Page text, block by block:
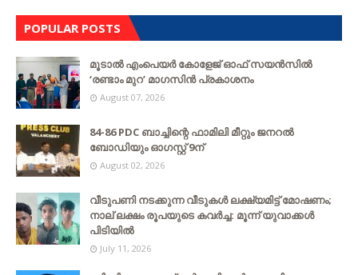
POPULAR POSTS
മൂടാൽ എംപെയർ കോളേജ് ഓഫ് സയൻസിൽ
‘രണ്ടാം മുറ’ മാഗസിൻ പ്രകാശനം
August 07, 2026
84-86 PDC ബാച്ചിന്റെ ഫാമിലി മീറ്റും ജനറൽ
ബോഡിയും ഓഗസ്റ്റ് 9ന്
August 02, 2026
വീടുപണി നടക്കുന്ന വീടുകൾ ലക്ഷ്യമിട്ട് മോഷണം;
നാല് ലക്ഷം രൂപയുടെ കവർച്ച: മൂന്ന് യുവാക്കൾ
പിടിയിൽ
July 11, 2026